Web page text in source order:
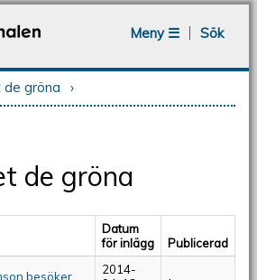
Meny ☰
Sök
gröna ›
de gröna
Datum
för inlägg
Publicerad
besöker
2014-